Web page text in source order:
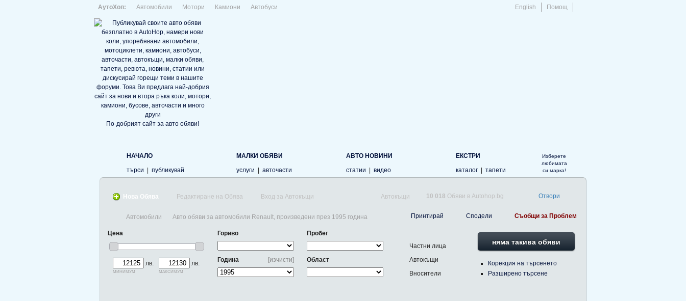
English Помощ
АутоХоп: Автомобили Мотори Камиони Автобуси
По-добрият сайт за авто обяви!
НАЧАЛО
търси
публикувай
МАЛКИ ОБЯВИ
услуги
авточасти
АВТО НОВИНИ
статии
видео
ЕКСТРИ
каталог
тапети
Изберете
любимата
си марка!
Нова Обява Редактиране на Обява Вход за Автокъщи Автокъщи 10 018 Обяви в Autohop.bg Отвори
Принтирай Сподели Съобщи за Проблем
Автомобили Авто обяви за автомобили Renault, произведени през 1995 година
Цена
лв.
минимум
лв.
максимум
Гориво
[изчисти]
Година
Пробег
Област
Частни лица
Автокъщи
Вносители
няма такива обяви
Корекция на търсенето
Разширено търсене